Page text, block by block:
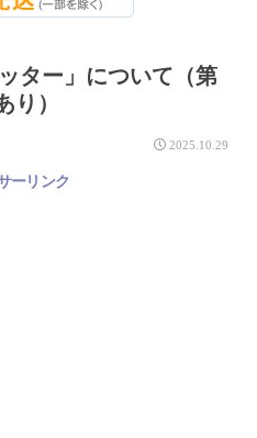
ター」について（第
り）
2025.10.29
ーリンク